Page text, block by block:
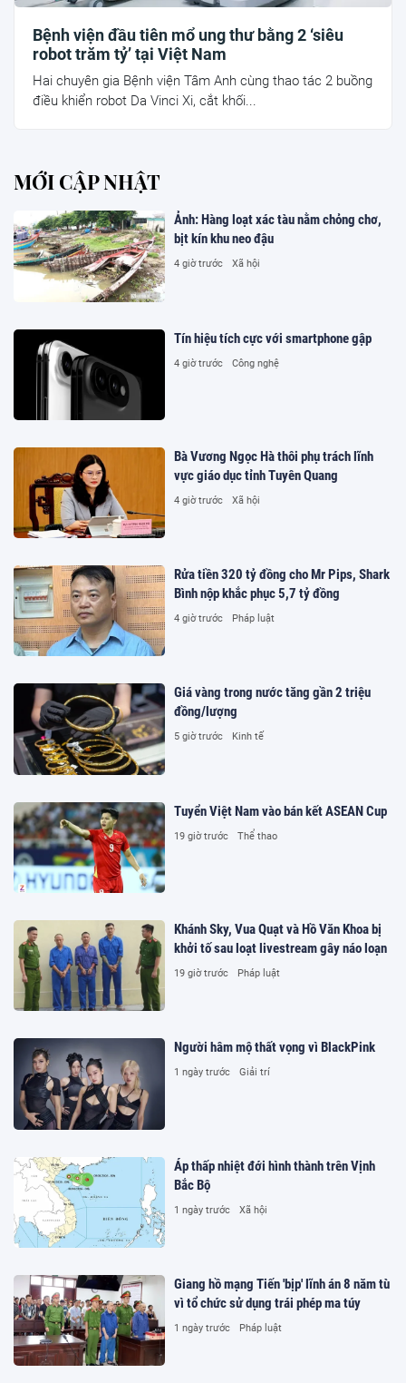
Bệnh viện đầu tiên mổ ung thư bằng 2 ‘siêu
robot trăm tỷ’ tại Việt Nam
Hai chuyên gia Bệnh viện Tâm Anh cùng thao tác 2 buồng
điều khiển robot Da Vinci Xi, cắt khối...
MỚI CẬP NHẬT
Ảnh: Hàng loạt xác tàu nằm chỏng chơ,
bịt kín khu neo đậu
4 giờ trước Xã hội
Tín hiệu tích cực với smartphone gập
4 giờ trước Công nghệ
Bà Vương Ngọc Hà thôi phụ trách lĩnh
vực giáo dục tỉnh Tuyên Quang
4 giờ trước Xã hội
Rửa tiền 320 tỷ đồng cho Mr Pips, Shark
Bình nộp khắc phục 5,7 tỷ đồng
4 giờ trước Pháp luật
Giá vàng trong nước tăng gần 2 triệu
đồng/lượng
5 giờ trước Kinh tế
Tuyển Việt Nam vào bán kết ASEAN Cup
19 giờ trước Thể thao
Khánh Sky, Vua Quạt và Hồ Văn Khoa bị
khởi tố sau loạt livestream gây náo loạn
19 giờ trước Pháp luật
Người hâm mộ thất vọng vì BlackPink
1 ngày trước Giải trí
Áp thấp nhiệt đới hình thành trên Vịnh
Bắc Bộ
1 ngày trước Xã hội
Giang hồ mạng Tiến 'bịp' lĩnh án 8 năm tù
vì tổ chức sử dụng trái phép ma túy
1 ngày trước Pháp luật